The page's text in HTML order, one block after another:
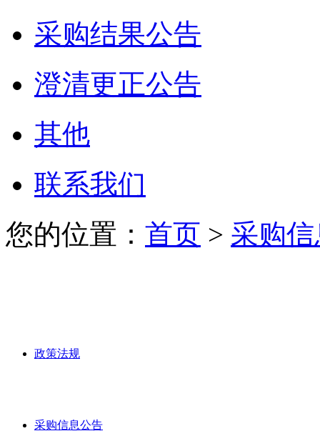
采购结果公告
澄清更正公告
其他
联系我们
您的位置： 首页 > 采购
政策法规
采购信息公告